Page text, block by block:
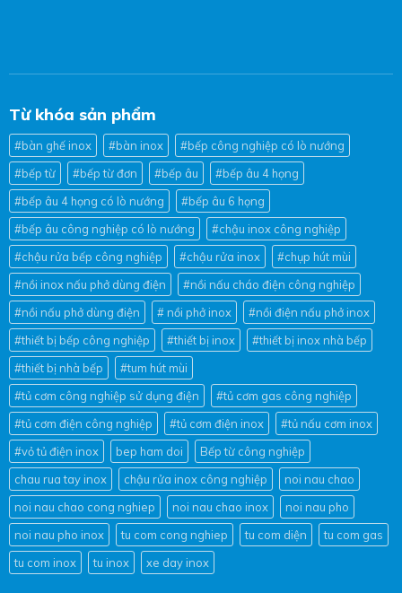
Từ khóa sản phẩm
#bàn ghế inox #bàn inox
#bếp công nghiệp có lò nướng
#bếp từ
#bếp từ đơn #bếp âu
#bếp âu 4 họng
#bếp âu 4 họng có lò nướng
#bếp âu 6 họng
#bếp âu công nghiệp có lò nướng
#chậu inox công nghiệp
#chậu rửa bếp công nghiệp
#chậu rửa inox
#chụp hút mùi
#nồi inox nấu phở dùng điện
#nồi nấu cháo điện công nghiệp
#nồi nấu phở dùng điện
# nồi phở inox
#nồi điện nấu phở inox
#thiết bị bếp công nghiệp
#thiết bị inox
#thiết bị inox nhà bếp
#thiết bị nhà bếp
#tum hút mùi
#tủ cơm công nghiệp sử dụng điện
#tủ cơm gas công nghiệp
#tủ cơm điện công nghiệp
#tủ cơm điện inox
#tủ nấu cơm inox
#vỏ tủ điện inox
bep ham doi
Bếp từ công nghiệp
chau rua tay inox
chậu rửa inox công nghiệp
noi nau chao
noi nau chao cong nghiep
noi nau chao inox
noi nau pho
noi nau pho inox
tu com cong nghiep tu com diện
tu com gas
tu com inox
tu inox xe day inox